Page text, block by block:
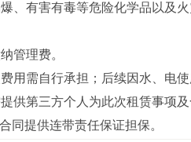
、有害有毒等危险化学品以及
管理费。
用需自行承担；后续因水、电
供第三方个人为此次租赁事项
同提供连带责任保证担保。